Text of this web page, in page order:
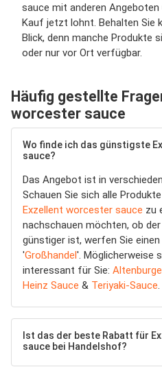
sauce mit anderen
Kauf jetzt lohnt. Behalten Sie
Blick, denn manche Produkte
oder nur vor Ort verfügbar.
Häufig gestellte
worcester sauce
Wo finde ich das günstigste
sauce?
Das Angebot ist in
Schauen Sie sich alle
Exzellent worcester sauce zu
nachschauen möchten, ob
günstiger ist, werfen Sie
'Großhandel'. Möglicherweise
interessant für Sie:
Heinz Sauce & Teriyaki-Sauce
Ist das der beste Rabatt für
sauce bei Handelshof?